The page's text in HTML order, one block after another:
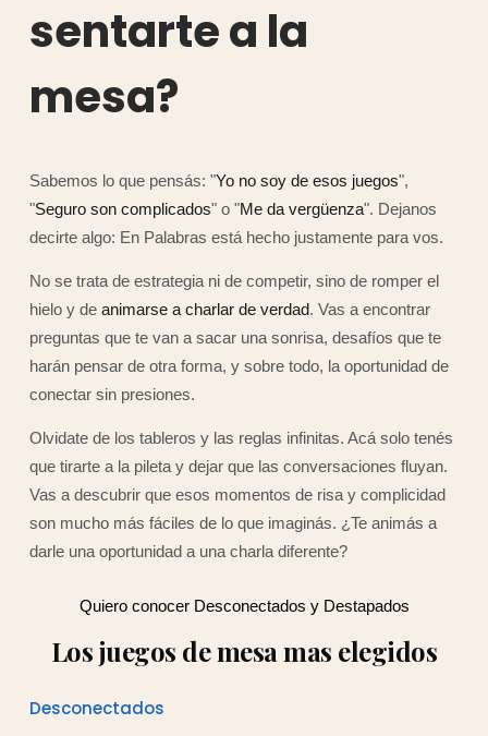
sentarte a la
mesa?
Sabemos lo que pensás: "Yo no soy de esos juegos",
"Seguro son complicados" o "Me da vergüenza". Dejanos
decirte algo: En Palabras está hecho justamente para vos.
No se trata de estrategia ni de competir, sino de romper el
hielo y de animarse a charlar de verdad. Vas a encontrar
preguntas que te van a sacar una sonrisa, desafíos que te
harán pensar de otra forma, y sobre todo, la oportunidad de
conectar sin presiones.
Olvidate de los tableros y las reglas infinitas. Acá solo tenés
que tirarte a la pileta y dejar que las conversaciones fluyan.
Vas a descubrir que esos momentos de risa y complicidad
son mucho más fáciles de lo que imaginás. ¿Te animás a
darle una oportunidad a una charla diferente?
Quiero conocer Desconectados y Destapados
Los juegos de mesa mas elegidos
Desconectados